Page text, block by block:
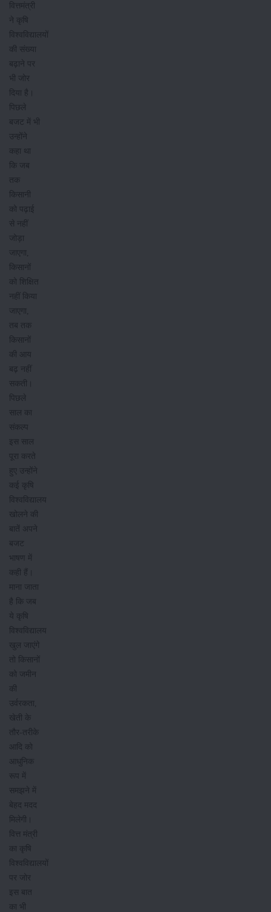
वित्तमंत्री
ने कृषि
विश्वविद्यालयों
की संख्या
बढ़ाने पर
भी जोर
दिया है।
पिछले
बजट में भी
उन्होंने
कहा था
कि जब
तक
किसानी
को पढ़ाई
से नहीं
जोड़ा
जाएगा,
किसानों
को शिक्षित
नहीं किया
जाएगा,
तब तक
किसानों
की आय
बढ़ नहीं
सकती।
पिछले
साल का
संकल्प
इस साल
पूरा करते
हुए उन्होंने
कई कृषि
विश्वविद्यालय
खोलने की
बातें अपने
बजट
भाषण में
कही हैं।
माना जाता
है कि जब
ये कृषि
विश्वविद्यालय
खुल जाएंगे
तो किसानों
को जमीन
की
उर्वरकता,
खेती के
तौर-तरीके
आदि को
आधुनिक
रूप में
समझने में
बेहद मदद
मिलेगी।
वित्त मंत्री
का कृषि
विश्वविद्यालयों
पर जोर
इस बात
का भी